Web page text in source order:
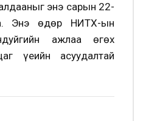
энэ сарын 22-
Энэ өдөр НИТХ-ын
ажлаа өгөх
үеийн асуудалтай